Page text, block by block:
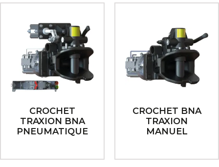
CROCHET
TRAXION BNA
PNEUMATIQUE
CROCHET BNA
TRAXION
MANUEL